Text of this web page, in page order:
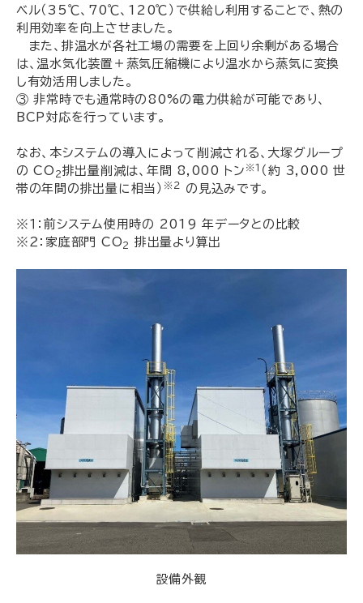
ベル（35℃、70℃、120℃）で供給し利用することで、熱の
利用効率を向上させました。
また、排温水が各社工場の需要を上回り余剰がある場合
は、温水気化装置＋蒸気圧縮機により温水から蒸気に変換
し有効活用しました。
③ 非常時でも通常時の80%の電力供給が可能であり、
BCP対応を行っています。
なお、本システムの導入によって削減される、大塚グループ
の CO 2排出量削減は、年間 8,000 トン ※１ （約 3,000 世
帯の年間の排出量に相当） ※２ の見込みです。
※１：前システム使用時の 2019 年データとの比較
※２：家庭部門 CO2 排出量より算出
設備外観